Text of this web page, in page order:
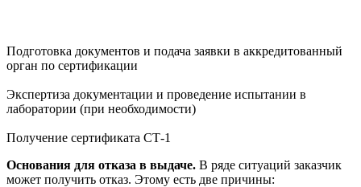
Подготовка документов и подача заявки в аккредитованный
орган по сертификации
Экспертиза документации и проведение испытании в
лаборатории (при необходимости)
Получение сертификата СТ-1
Основания для отказа в выдаче. В ряде ситуаций заказчик
может получить отказ. Этому есть две причины: